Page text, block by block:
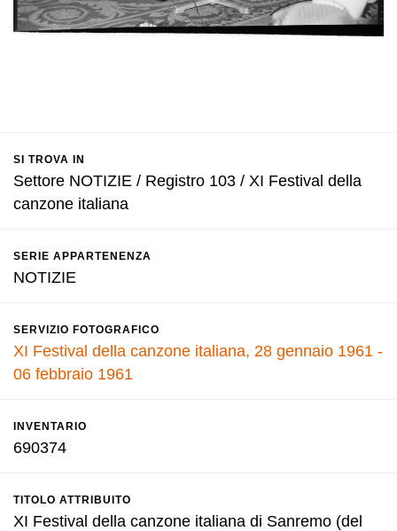
SI TROVA IN
Settore NOTIZIE / Registro 103 / XI Festival della
canzone italiana
SERIE APPARTENENZA
NOTIZIE
SERVIZIO FOTOGRAFICO
XI Festival della canzone italiana, 28 gennaio 1961 -
06 febbraio 1961
INVENTARIO
690374
TITOLO ATTRIBUITO
XI Festival della canzone italiana di Sanremo (del